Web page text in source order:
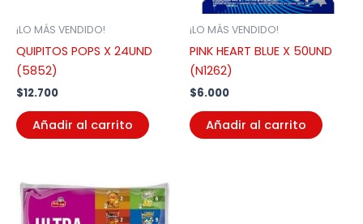
¡LO MÁS VENDIDO!
QUIPITOS POPS X 24UND
(5852)
$12.700
Añadir al carrito
¡LO MÁS VENDIDO!
PINK HEART BLUE X 50UND
(N1262)
$6.000
Añadir al carrito